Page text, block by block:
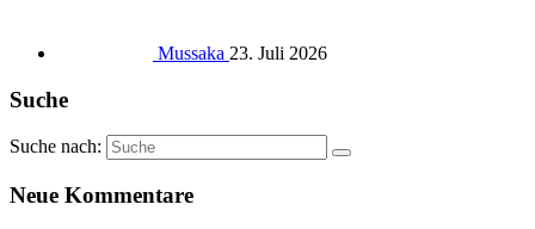
Mussaka 23. Juli 2026
Suche
Suche nach:
Neue Kommentare